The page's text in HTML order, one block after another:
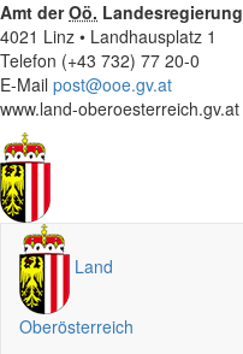
Amt derOö. Landesregierung
4021 Linz • Landhausplatz 1
Telefon (+43 732) 77 20-0
E-Mail post@ooe.gv.at
www.land-oberoesterreich.gv.at
Land
Oberösterreich